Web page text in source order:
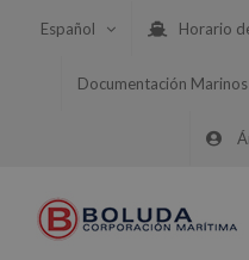
Español Horario
Documentación Marinos